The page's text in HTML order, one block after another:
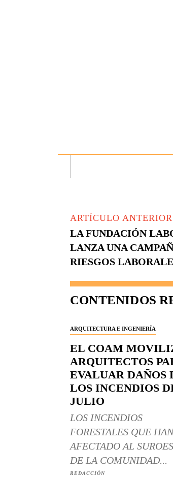
ARTÍCULO ANTERIOR
LA FUNDACIÓN
LANZA UNA
RIESGOS
CONTENIDOS
ARQUITECTURA E INGENIERÍA
EL COAM
ARQUITECTOS
EVALUAR DAÑOS
LOS INCENDIOS
JULIO
LOS INCENDIOS
FORESTALES QUE HAN
AFECTADO AL
DE LA COMUNIDAD...
REDACCIÓN